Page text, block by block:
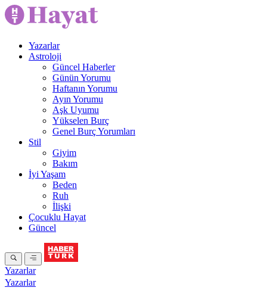
Yazarlar
Astroloji
Güncel Haberler
Günün Yorumu
Haftanın Yorumu
Ayın Yorumu
Aşk Uyumu
Yükselen Burç
Genel Burç Yorumları
Stil
Giyim
Bakım
İyi Yaşam
Beden
Ruh
İlişki
Çocuklu Hayat
Güncel
Yazarlar
Yazarlar